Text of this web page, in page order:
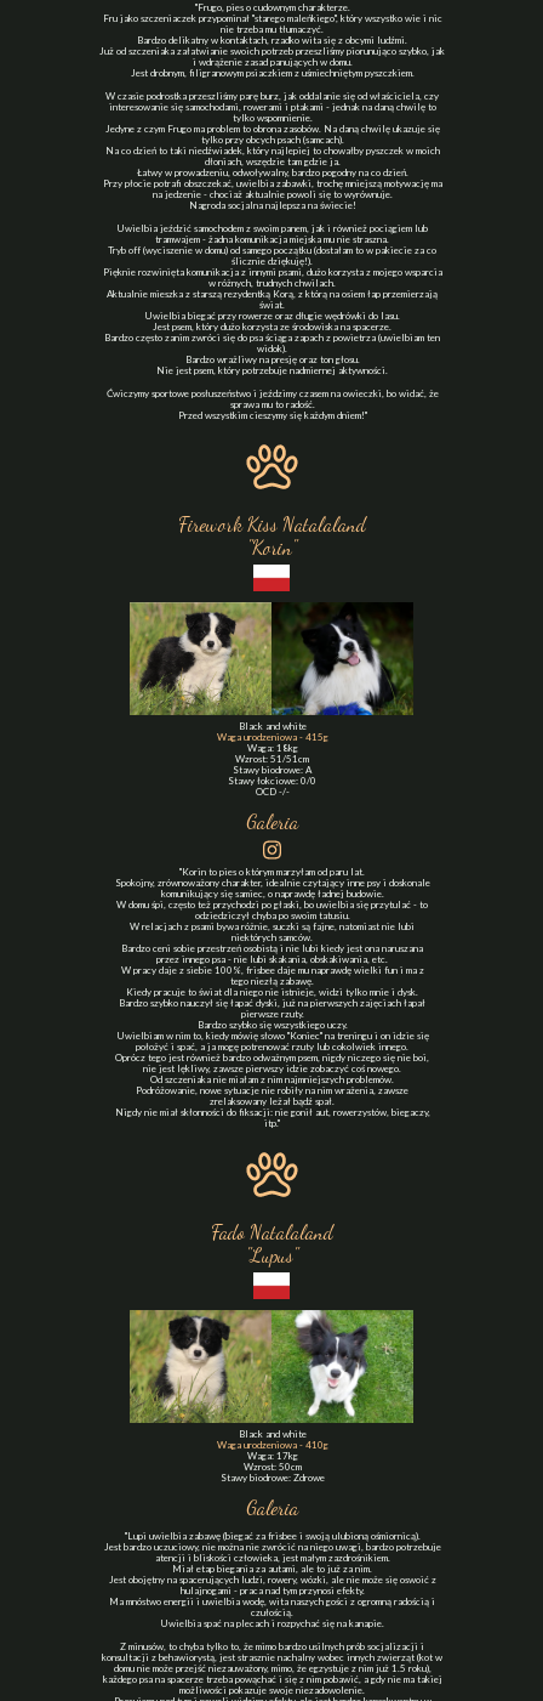
"Lupi uwielbia zabawę (biegać za frisbee i swoją ulubioną ośmiornicą).
Jest bardzo uczuciowy, nie można nie zwrócić na niego uwagi, bardzo potrzebuje
atencji i bliskości człowieka, jest małym zazdrośnikiem.
Miał etap biegania za autami, ale to już za nim.
Jest obojętny na spacerujących ludzi, rowery, wózki, ale nie może się oswoić z
hulajnogami - praca nad tym przynosi efekty.
Ma mnóstwo energii i uwielbia wodę, wita naszych gości z ogromną radością i
czułością.
Uwielbia spać na plecach i rozpychać się na kanapie.
Z minusów, to chyba tylko to, że mimo bardzo usilnych prób socjalizacji i
konsultacji z behawiorystą, jest strasznie nachalny wobec innych zwierząt (kot w
domu nie może przejść niezauważony, mimo, że egzystuje z nim już 1.5 roku),
każdego psa na spacerze trzeba powąchać i się z nim pobawić, a gdy nie ma takiej
możliwości pokazuje swoje niezadowolenie.
Galeria
Black and white
Waga urodzeniowa - 410g
Waga: 17kg
Wzrost: 50cm
Stawy biodrowe: Zdrowe
Fado Natalaland
"Lupus"
"Korin to pies o którym marzyłam od paru lat.
Spokojny, zrównoważony charakter, idealnie czytający inne psy i doskonale
komunikujący się samiec, o naprawdę ładnej budowie.
W domu śpi, często też przychodzi po głaski, bo uwielbia się przytulać - to
odziedziczył chyba po swoim tatusiu.
W relacjach z psami bywa różnie, suczki są fajne, natomiast nie lubi
niektórych samców.
Bardzo ceni sobie przestrzeń osobistą i nie lubi kiedy jest ona naruszana
przez innego psa - nie lubi skakania, obskakiwania, etc.
W pracy daje z siebie 100%, frisbee daje mu naprawdę wielki fun i ma z
tego niezłą zabawę.
Kiedy pracuje to świat dla niego nie istnieje, widzi tylko mnie i dysk.
Bardzo szybko nauczył się łapać dyski, już na pierwszych zajęciach łapał
pierwsze rzuty.
Bardzo szybko się wszystkiego uczy.
Uwielbiam w nim to, kiedy mówię słowo "Koniec" na treningu i on idzie się
położyć i spać, a ja mogę potrenować rzuty lub cokolwiek innego.
Oprócz tego jest również bardzo odważnym psem, nigdy niczego się nie boi,
nie jest lękliwy, zawsze pierwszy idzie zobaczyć coś nowego.
Od szczeniaka nie miałam z nim najmniejszych problemów.
Podróżowanie, nowe sytuacje nie robiły na nim wrażenia, zawsze
zrelaksowany leżał bądź spał.
Nigdy nie miał skłonności do fiksacji: nie gonił aut, rowerzystów, biegaczy,
itp."
Galeria
"Frugo, pies o cudownym charakterze.
Fru jako szczeniaczek przypominał "starego maleńkiego", który wszystko wie i nic
nie trzeba mu tłumaczyć.
Bardzo delikatny w kontaktach, rzadko wita się z obcymi ludźmi.
Już od szczeniaka załatwianie swoich potrzeb przeszliśmy piorunująco szybko, jak
i wdrążenie zasad panujących w domu.
Jest drobnym, filigranowym psiaczkiem z uśmiechniętym pyszczkiem.
W czasie podrostka przeszliśmy parę burz, jak oddalanie się od właściciela, czy
interesowanie się samochodami, rowerami i ptakami - jednak na daną chwilę to
tylko wspomnienie.
Jedyne z czym Frugo ma problem to obrona zasobów. Na daną chwilę ukazuje się
tylko przy obcych psach (samcach).
Na co dzień to taki niedźwiadek, który najlepiej to chowałby pyszczek w moich
dłoniach, wszędzie tam gdzie ja.
Łatwy w prowadzeniu, odwoływalny, bardzo pogodny na co dzień.
Przy płocie potrafi obszczekać, uwielbia zabawki, trochę mniejszą motywację ma
na jedzenie - chociaż aktualnie powoli się to wyrównuje.
Nagroda socjalna najlepsza na świecie!
Uwielbia jeździć samochodem z swoim panem, jak i również pociągiem lub
tramwajem - żadna komunikacja miejska mu nie straszna.
Tryb off (wyciszenie w domu) od samego początku (dostałam to w pakiecie za co
ślicznie dziękuję!).
Pięknie rozwinięta komunikacja z innymi psami, dużo korzysta z mojego wsparcia
w różnych, trudnych chwilach.
Aktualnie mieszka z starszą rezydentką Korą, z którą na osiem łap przemierzają
świat.
Uwielbia biegać przy rowerze oraz długie wędrówki do lasu.
Jest psem, który dużo korzysta ze środowiska na spacerze.
Bardzo często zanim zwróci się do psa ściąga zapach z powietrza (uwielbiam ten
widok).
Bardzo wrażliwy na presję oraz ton głosu.
Nie jest psem, który potrzebuje nadmiernej aktywności.
Ćwiczymy sportowe posłuszeństwo i jeździmy czasem na owieczki, bo widać, że
sprawa mu to radość.
Przed wszystkim cieszymy się każdym dniem!"
Black and white
Waga urodzeniowa - 415g
Waga: 18kg
Wzrost: 51/51cm
Stawy biodrowe: A
Stawy łokciowe: 0/0
OCD -/-
Firework Kiss Natalaland
"Korin"